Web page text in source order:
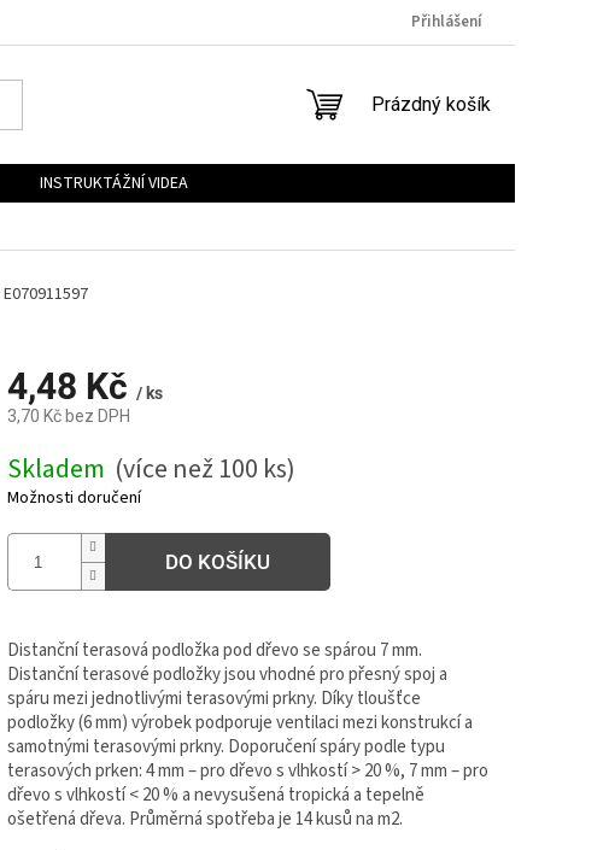
Přihlášení
NÁKUPNÍ
Prázdný košík
INSTRUKTÁŽNÍ VIDEA
E070911597
4,48 Kč / ks
3,70 Kč bez DPH
cena:
Skladem (více než 100 ks)
Možnosti doručení
DO KOŠÍKU
Distanční terasová podložka pod dřevo se spárou 7 mm.
Distanční terasové podložky jsou vhodné pro přesný spoj a
spáru mezi jednotlivými terasovými prkny. Díky tloušťce
podložky (6 mm) výrobek podporuje ventilaci mezi konstrukcí a
samotnými terasovými prkny. Doporučení spáry podle typu
terasových prken: 4 mm – pro dřevo s vlhkostí > 20 %, 7 mm – pro
dřevo s vlhkostí < 20 % a nevysušená tropická a tepelně
ošetřená dřeva. Průměrná spotřeba je 14 kusů na m2.